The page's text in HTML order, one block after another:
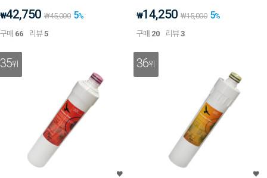
₩42,750 ₩45,000 5%
구매 66 리뷰5
₩14,250 ₩15,000 5%
구매 20 리뷰3
35위 36위